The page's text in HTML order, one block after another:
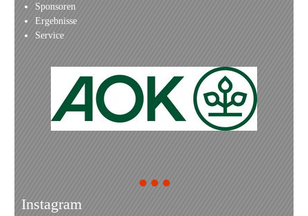
Sponsoren
Ergebnisse
Service
1 2 3
Instagram